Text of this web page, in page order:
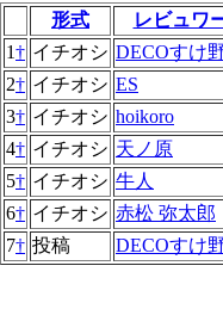
形式 レビュワ
1† イチオシ DECOすけ
2† イチオシ ES
3† イチオシ hoikoro
4† イチオシ 天ノ原
5† イチオシ 牛人
6† イチオシ 赤松 弥太郎
7† 投稿 DECOすけ